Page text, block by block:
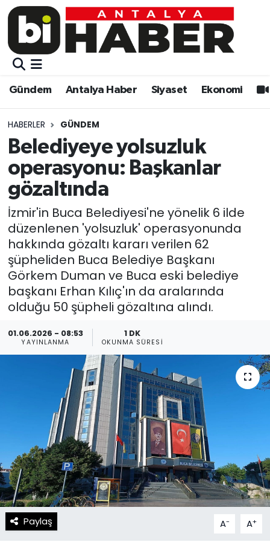
Gündem Antalya Haber Siyaset Ekonomi
HABERLER GÜNDEM
Belediyeye yolsuzluk
operasyonu: Başkanlar
gözaltında
İzmir'in Buca Belediyesi'ne yönelik 6 ilde
düzenlenen 'yolsuzluk' operasyonunda
hakkında gözaltı kararı verilen 62
şüpheliden Buca Belediye Başkanı
Görkem Duman ve Buca eski belediye
başkanı Erhan Kılıç'ın da aralarında
olduğu 50 şüpheli gözaltına alındı.
01.06.2026 - 08:53
YAYINLANMA
1 DK
OKUNMA SÜRESI
Paylaş A- A+
Gündem
Siyaset
Ekonomi
Video
Eğitim
Kültür-sanat
Sağlık
Spor
Resmi İlanlar
Gündem
Siyaset
Eğitim
Ekonomi
Kültür-sanat
Sağlık
Spor
Teknoloji
Künye
Gizlilik Sözleşmesi
İletişim
Muratpaşa Nöbetçi Eczaneler
Muratpaşa Trafik Yoğunluk Haritası
Süper Lig Puan Durumu ve Fikstür
Tüm Manşetler
Son Dakika Haberleri
Haber Arşivi